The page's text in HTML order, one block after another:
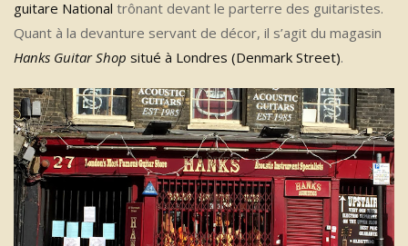
guitare National trônant devant le parterre des guitaristes.
Quant à la devanture servant de décor, il s’agit du magasin
Hanks Guitar Shop situé à Londres (Denmark Street).